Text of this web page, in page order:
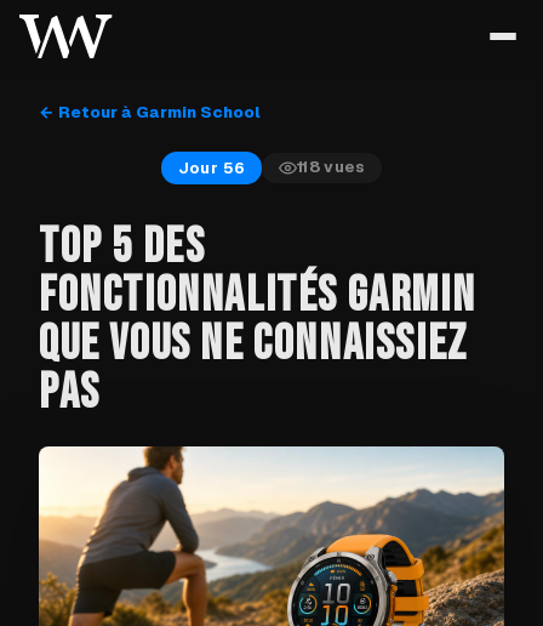
← Retour à Garmin School
Jour 56 118 vues
TOP 5 DES
FONCTIONNALITÉS GARMIN
QUE VOUS NE CONNAISSIEZ
PAS